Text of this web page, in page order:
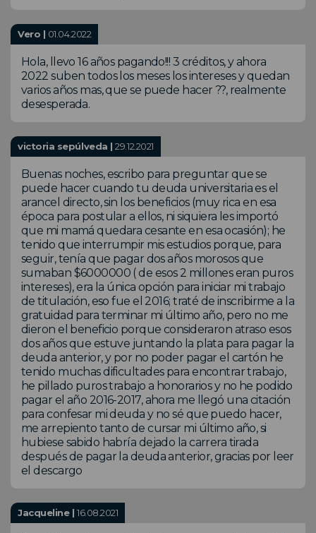
Vero | 01.04.2022
Hola, llevo 16 años pagando!!! 3 créditos, y ahora
2022 suben todos los meses los intereses y quedan
varios años mas, que se puede hacer ??, realmente
desesperada.
victoria sepúlveda |29.12.2021
Buenas noches, escribo para preguntar que se
puede hacer cuando tu deuda universitaria es el
arancel directo, sin los beneficios (muy rica en esa
época para postular a ellos, ni siquiera les importó
que mi mamá quedara cesante en esa ocasión); he
tenido que interrumpir mis estudios porque, para
seguir, tenía que pagar dos años morosos que
sumaban $6000000 ( de esos 2 millones eran puros
intereses), era la única opción para iniciar mi trabajo
de titulación, eso fue el 2016; traté de inscribirme a la
gratuidad para terminar mi último año, pero no me
dieron el beneficio porque consideraron atraso esos
dos años que estuve juntando la plata para pagar la
deuda anterior, y por no poder pagar el cartón he
tenido muchas dificultades para encontrar trabajo,
he pillado puros trabajo a honorarios y no he podido
pagar el año 2016-2017, ahora me llegó una citación
para confesar mi deuda y no sé que puedo hacer,
me arrepiento tanto de cursar mi último año, si
hubiese sabido habría dejado la carrera tirada
después de pagar la deuda anterior, gracias por leer
el descargo
Jacqueline |16.08.2021